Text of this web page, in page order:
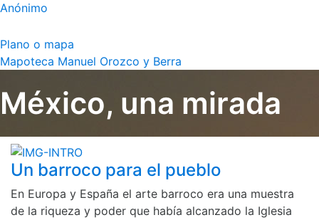
Anónimo
Plano o mapa
Mapoteca Manuel Orozco y Berra
México, una mirada
Un barroco para el pueblo
En Europa y España el arte barroco era una muestra
de la riqueza y poder que había alcanzado la Iglesia